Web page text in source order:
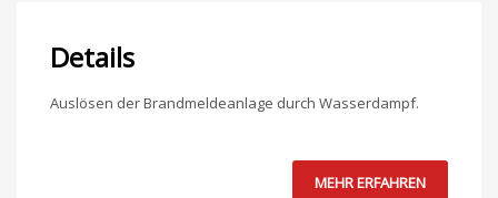
Details
Auslösen der Brandmeldeanlage durch Wasserdampf.
MEHR ERFAHREN